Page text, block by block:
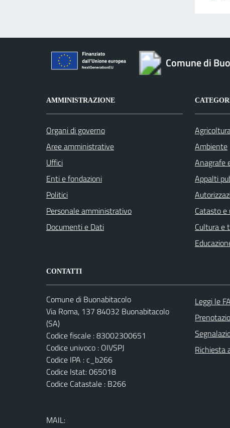
Comune di
AMMINISTRAZIONE
Organi di governo
Aree amministrative
Uffici
Enti e fondazioni
Politici
Personale amministrativo
Documenti e Dati
Ambiente
Anagrafe
Appalti
Catasto e
Cultura e
CONTATTI
Comune di Buonabitacolo
Via Roma, 137 84032 Buonabitacolo
(SA)
Codice fiscale : 83002300651
Codice univoco : OIVSPJ
Codice IPA : c_b266
Codice Istat: 065018
Codice Catastale : B266
MAIL:
Leggi le
Richiesta